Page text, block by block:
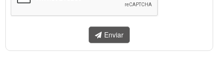
enviar.
Enviar